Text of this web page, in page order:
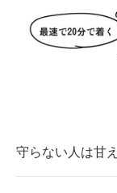
守らない人は甘